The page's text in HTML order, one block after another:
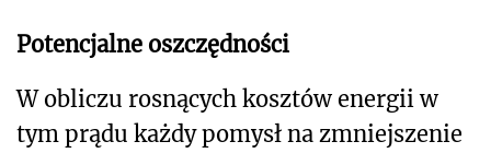
Potencjalne oszczędności
W obliczu rosnących kosztów energii w
tym prądu każdy pomysł na zmniejszenie